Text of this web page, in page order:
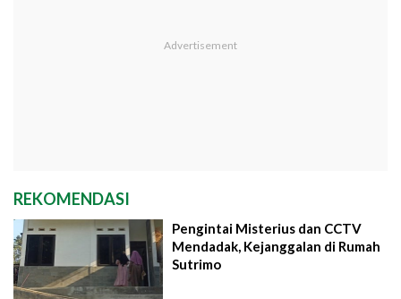
REKOMENDASI
Pengintai Misterius dan CCTV
Mendadak, Kejanggalan di Rumah
Sutrimo